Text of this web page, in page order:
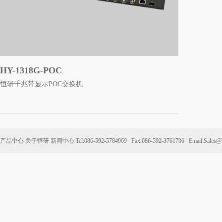
HY-1318G-POC
恒研千兆带显示POC交换机
产品中心 关于恒研 新闻中心 Tel:086-592-5784969 Fax:086-592-3761796